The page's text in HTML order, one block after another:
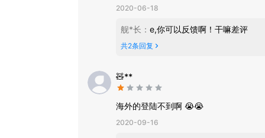
2020-06-18
舰*长 ： e,你可以反馈啊！干嘛差评
共2条回复
🧸**
海外的登陆不到啊 😭😭
2020-09-16